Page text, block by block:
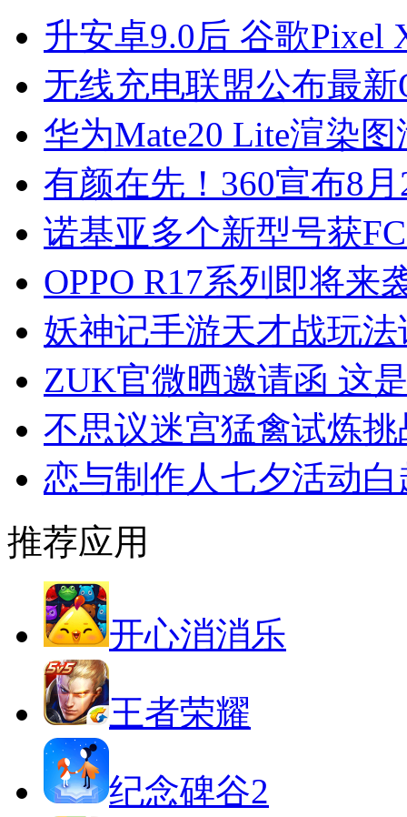
升安卓9.0后 谷歌Pixel
无线充电联盟公布最
华为Mate20 Lite渲染
有颜在先！360宣布8
诺基亚多个新型号获
OPPO R17系列即将来
妖神记手游天才战玩法
ZUK官微晒邀请函 这
不思议迷宫猛禽试炼
恋与制作人七夕活动
推荐应用
开心消消乐
王者荣耀
纪念碑谷2